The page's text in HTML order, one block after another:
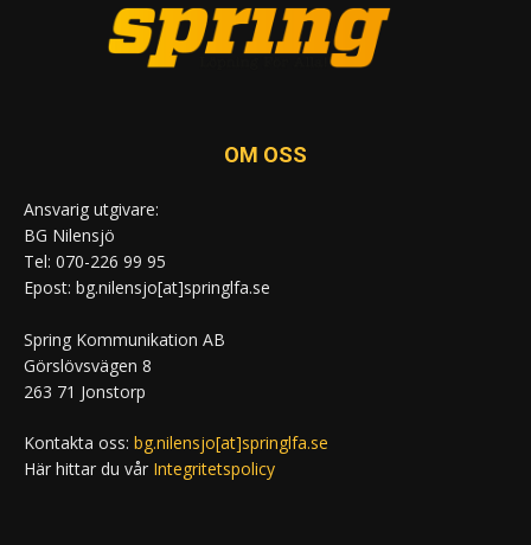
OM OSS
Ansvarig utgivare:
BG Nilensjö
Tel: 070-226 99 95
Epost: bg.nilensjo[at]springlfa.se
Spring Kommunikation AB
Görslövsvägen 8
263 71 Jonstorp
Kontakta oss: bg.nilensjo[at]springlfa.se
Här hittar du vår Integritetspolicy